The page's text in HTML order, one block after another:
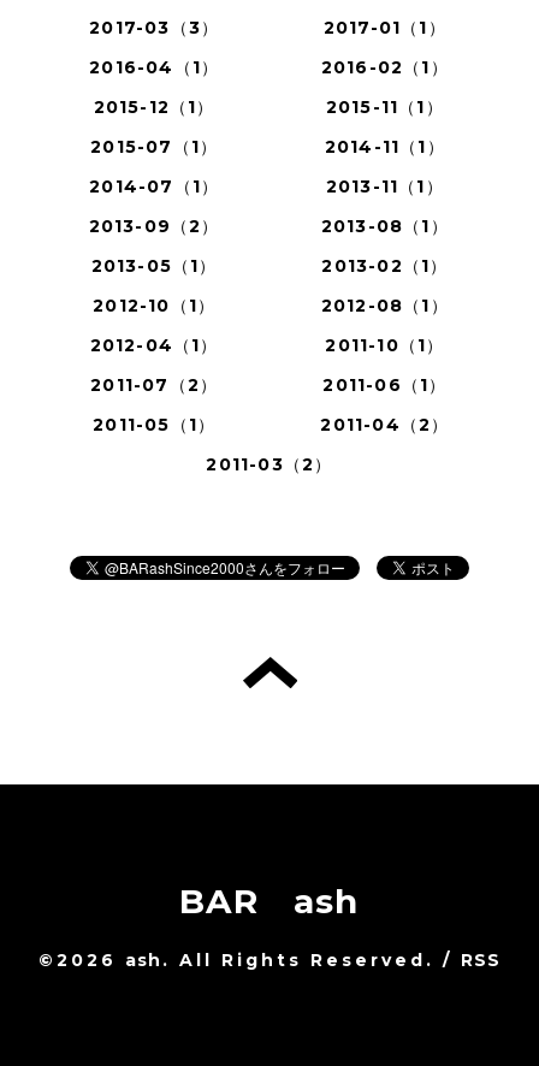
2017-03（3）
2017-01（1）
2016-04（1）
2016-02（1）
2015-12（1）
2015-11（1）
2015-07（1）
2014-11（1）
2014-07（1）
2013-11（1）
2013-09（2）
2013-08（1）
2013-05（1）
2013-02（1）
2012-10（1）
2012-08（1）
2012-04（1）
2011-10（1）
2011-07（2）
2011-06（1）
2011-05（1）
2011-04（2）
2011-03（2）
BAR ash
©2026 ash . All Rights Reserved. / RSS